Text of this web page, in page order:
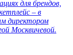
для брендов,
– в
директором
Москвичевой.